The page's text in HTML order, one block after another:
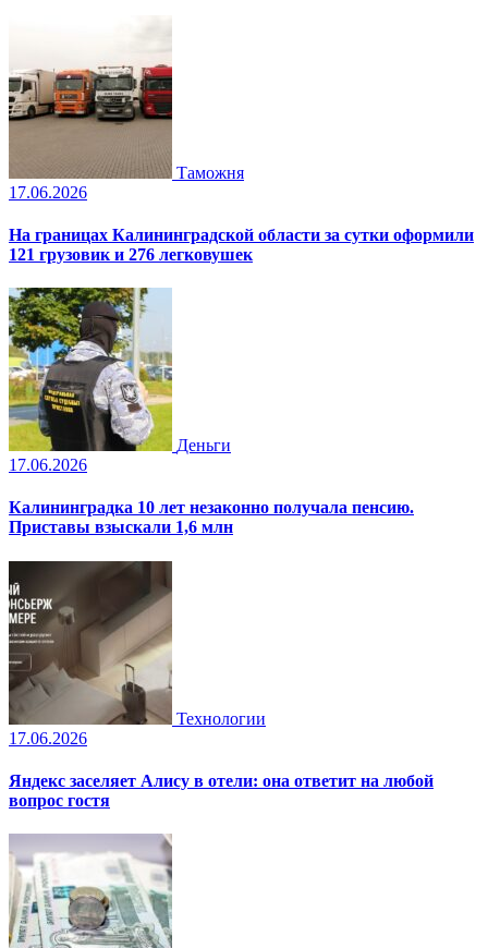
Таможня
17.06.2026
На границах Калининградской области за сутки оформили
121 грузовик и 276 легковушек
Деньги
17.06.2026
Калининградка 10 лет незаконно получала пенсию.
Приставы взыскали 1,6 млн
Технологии
17.06.2026
Яндекс заселяет Алису в отели: она ответит на любой
вопрос гостя